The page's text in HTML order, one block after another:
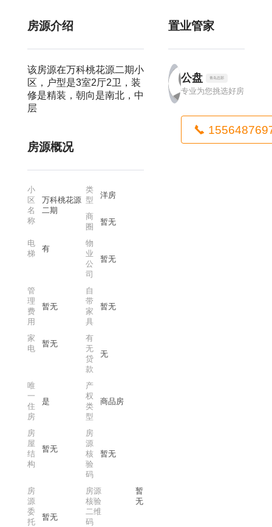
房源介绍
该房源在万科桃花源二期小
区，户型是3室2厅2卫，装
修是精装，朝向是南北，中
层
房源概况
小
区
名
称
万科桃花源
二期
类
型
洋房
商
圈
暂无
电
梯
有
物
业
公
司
暂无
管
理
费
用
暂无
自
带
家
具
暂无
家
电
暂无
有
无
贷
款
无
唯
一
住
房
是
产
权
类
型
商品房
房
屋
结
构
暂无
房
源
核
验
码
暂无
房
源
委
托
暂无
房源
核验
二维
码
暂
无
置业管家
公盘 青岛总部
专业为您挑选好房